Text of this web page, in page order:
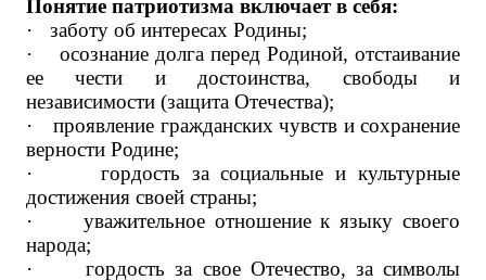
Понятие патриотизма включает в себя:
·
заботу об интересах Родины;
·
осознание долга перед Родиной, отстаивание
ее чести и достоинства, свободы и
независимости (защита Отечества);
·
проявление гражданских чувств и сохранение
верности Родине;
·
гордость за социальные и культурные
достижения своей страны;
·
уважительное отношение к языку своего
народа;
·
гордость за свое Отечество, за символы